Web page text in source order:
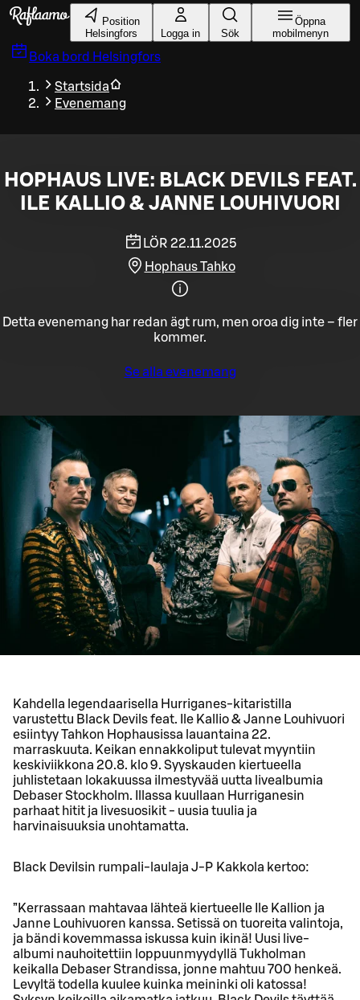
Gå till huvudinnehållet
Position
Helsingfors
Logga in Sök
Öppna
mobilmenyn
Boka bord Helsingfors
Startsida
Evenemang
HOPHAUS LIVE: BLACK DEVILS FEAT.
ILE KALLIO & JANNE LOUHIVUORI
LÖR 22.11.2025
Hophaus Tahko
Detta evenemang har redan ägt rum, men oroa dig inte – fler
kommer.
Se alla evenemang
Kahdella legendaarisella Hurriganes-kitaristilla
varustettu Black Devils feat. Ile Kallio & Janne Louhivuori
esiintyy Tahkon Hophausissa lauantaina 22.
marraskuuta. Keikan ennakkoliput tulevat myyntiin
keskiviikkona 20.8. klo 9. Syyskauden kiertueella
juhlistetaan lokakuussa ilmestyvää uutta livealbumia
Debaser Stockholm. Illassa kuullaan Hurriganesin
parhaat hitit ja livesuosikit - uusia tuulia ja
harvinaisuuksia unohtamatta.
Black Devilsin rumpali-laulaja J-P Kakkola kertoo:
”Kerrassaan mahtavaa lähteä kiertueelle Ile Kallion ja
Janne Louhivuoren kanssa. Setissä on tuoreita valintoja,
ja bändi kovemmassa iskussa kuin ikinä! Uusi live-
albumi nauhoitettiin loppuunmyydyllä Tukholman
keikalla Debaser Strandissa, jonne mahtuu 700 henkeä.
Levyltä todella kuulee kuinka meininki oli katossa!